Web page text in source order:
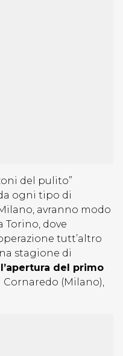
del pulito”
ogni tipo di
avranno modo
Torino, dove
tutt’altro
stagione di
l’apertura del primo
Cornaredo (Milano),